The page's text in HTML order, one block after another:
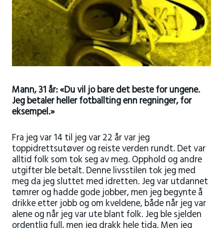
Mann, 31 år: «Du vil jo bare det beste for ungene.
Jeg betaler heller fotballting enn regninger, for
eksempel.»
Fra jeg var 14 til jeg var 22 år var jeg
toppidrettsutøver og reiste verden rundt. Det var
alltid folk som tok seg av meg. Opphold og andre
utgifter ble betalt. Denne livsstilen tok jeg med
meg da jeg sluttet med idretten. Jeg var utdannet
tømrer og hadde gode jobber, men jeg begynte å
drikke etter jobb og om kveldene, både når jeg var
alene og når jeg var ute blant folk. Jeg ble sjelden